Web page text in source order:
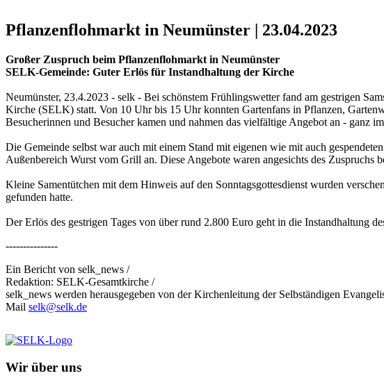
Pflanzenflohmarkt in Neumünster | 23.04.2023
Großer Zuspruch beim Pflanzenflohmarkt in Neumünster
SELK-Gemeinde: Guter Erlös für Instandhaltung der Kirche
Neumünster, 23.4.2023 - selk - Bei schönstem Frühlingswetter fand am gestrigen
Kirche (SELK) statt. Von 10 Uhr bis 15 Uhr konnten Gartenfans in Pflanzen,
Besucherinnen und Besucher kamen und nahmen das vielfältige Angebot an - ganz
Die Gemeinde selbst war auch mit einem Stand mit eigenen wie mit auch
Außenbereich Wurst vom Grill an. Diese Angebote waren angesichts des Zuspruchs
Kleine Samentütchen mit dem Hinweis auf den Sonntagsgottesdienst wurden
gefunden hatte.
Der Erlös des gestrigen Tages von über rund 2.800 Euro geht in die Instandhaltung
---------------
Ein Bericht von selk_news /
Redaktion: SELK-Gesamtkirche /
selk_news werden herausgegeben von der Kirchenleitung der Selbständigen
Mail selk@selk.de
Wir über uns